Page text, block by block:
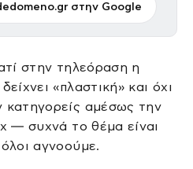
στην Google
στην τηλεόραση η
«πλαστική» και όχι
κατηγορείς αμέσως την
— συχνά το θέμα είναι
αγνοούμε.